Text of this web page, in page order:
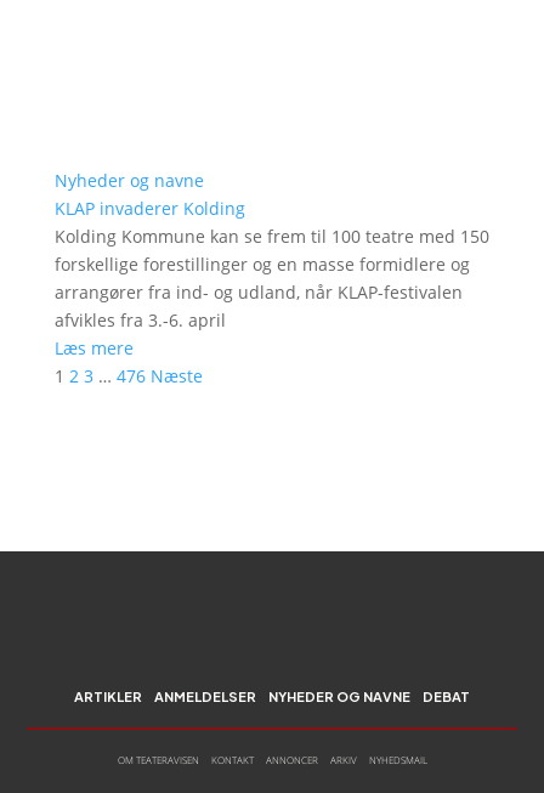
Nyheder og navne
KLAP invaderer Kolding
Kolding Kommune kan se frem til 100 teatre med 150
forskellige forestillinger og en masse formidlere og
arrangører fra ind- og udland, når KLAP-festivalen
afvikles fra 3.-6. april
Læs mere
1 2 3 … 476 Næste
ARTIKLER ANMELDELSER NYHEDER OG NAVNE DEBAT
OM TEATERAVISEN KONTAKT ANNONCER ARKIV NYHEDSMAIL